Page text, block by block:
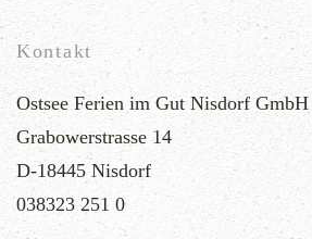
Kontakt
Ostsee Ferien im Gut Nisdorf GmbH
Grabowerstrasse 14
D-18445 Nisdorf
038323 251 0